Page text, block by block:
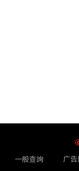
一般查詢 广